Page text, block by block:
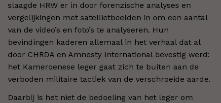
slaagde HRW er in door forenzische analyses en
vergelijkingen met satellietbeelden in om een aantal
van de video’s en foto’s te analyseren. Hun
bevindingen kaderen allemaal in het verhaal dat al
door CHRDA en Amnesty International bevestig werd:
het Kameroenese leger gaat zich te buiten aan de
verboden militaire tactiek van de verschroeide aarde.
Daarbij is het niet de bedoeling van het leger om